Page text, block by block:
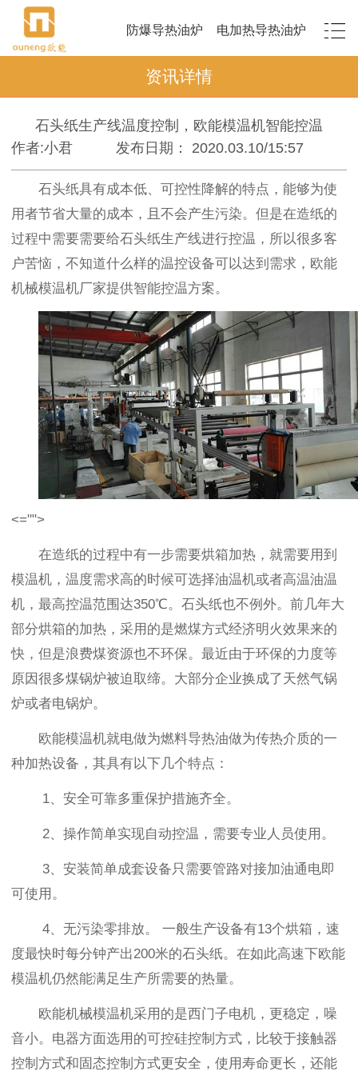
防爆导热油炉 电加热导热油炉
资讯详情
石头纸生产线温度控制，欧能模温机智能控温
作者:小君
发布日期： 2020.03.10/15:57
石头纸具有成本低、可控性降解的特点，能够为使
用者节省大量的成本，且不会产生污染。但是在造纸的
过程中需要需要给石头纸生产线进行控温，所以很多客
户苦恼，不知道什么样的温控设备可以达到需求，欧能
机械模温机厂家提供智能控温方案。
<="">
在造纸的过程中有一步需要烘箱加热，就需要用到
模温机，温度需求高的时候可选择油温机或者高温油温
机，最高控温范围达350℃。石头纸也不例外。前几年大
部分烘箱的加热，采用的是燃煤方式经济明火效果来的
快，但是浪费煤资源也不环保。最近由于环保的力度等
原因很多煤锅炉被迫取缔。大部分企业换成了天然气锅
炉或者电锅炉。
欧能模温机就电做为燃料导热油做为传热介质的一
种加热设备，其具有以下几个特点：
1、安全可靠多重保护措施齐全。
2、操作简单实现自动控温，需要专业人员使用。
3、安装简单成套设备只需要管路对接加油通电即
可使用。
4、无污染零排放。 一般生产设备有13个烘箱，速
度最快时每分钟产出200米的石头纸。在如此高速下欧能
模温机仍然能满足生产所需要的热量。
欧能机械模温机采用的是西门子电机，更稳定，噪
音小。电器方面选用的可控硅控制方式，比较于接触器
控制方式和固态控制方式更安全，使用寿命更长，还能